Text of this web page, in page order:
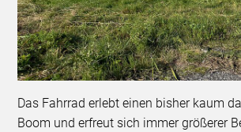
Das Fahrrad erlebt einen bisher kaum
Boom und erfreut sich immer größerer